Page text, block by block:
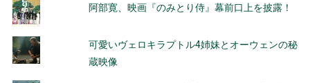
阿部寛、映画『のみとり侍』幕前口上を披露！
可愛いヴェロキラプトル4姉妹とオーウェンの秘
蔵映像